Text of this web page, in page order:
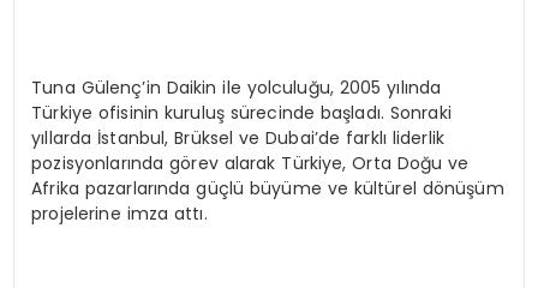
Tuna Gülenç’in Daikin ile yolculuğu, 2005 yılında
Türkiye ofisinin kuruluş sürecinde başladı. Sonraki
yıllarda İstanbul, Brüksel ve Dubai’de farklı liderlik
pozisyonlarında görev alarak Türkiye, Orta Doğu ve
Afrika pazarlarında güçlü büyüme ve kültürel dönüşüm
projelerine imza attı.